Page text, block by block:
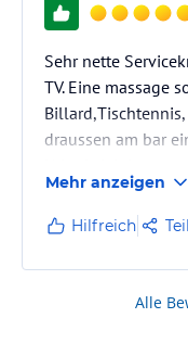
Sehr nette
TV. Eine massage
Billard,Tischtennis,
draussen am bar
Jahr 2010 nochmal.
Mehr anzeigen
Hilfreich
Alle